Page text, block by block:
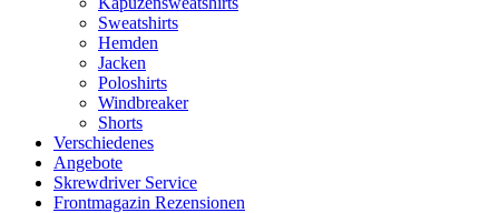
Sweatshirts
Hemden
Jacken
Poloshirts
Windbreaker
Shorts
Verschiedenes
Angebote
Skrewdriver Service
Frontmagazin Rezensionen